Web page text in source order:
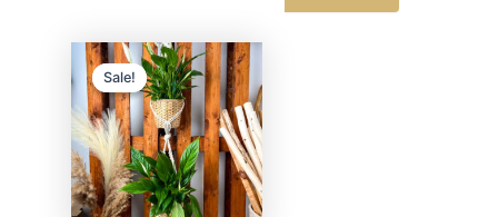
Sale!
Sale!
Pierwotna
cena
wynosiła:
119,00 zł.
Aktualna
cena
wynosi:
59,00 zł.